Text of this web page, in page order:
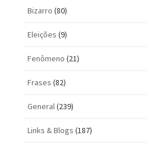
Bizarro (80)
Eleições (9)
Fenômeno (21)
Frases (82)
General(239)
Links & Blogs (187)